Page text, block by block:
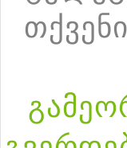
თქვენი